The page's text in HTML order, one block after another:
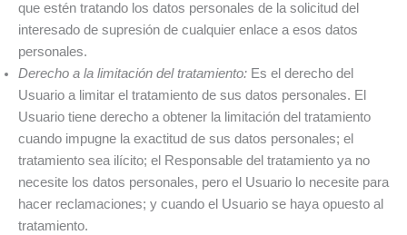
que estén tratando los datos personales de la solicitud del
interesado de supresión de cualquier enlace a esos datos
personales.
Derecho a la limitación del tratamiento: Es el derecho del
Usuario a limitar el tratamiento de sus datos personales. El
Usuario tiene derecho a obtener la limitación del tratamiento
cuando impugne la exactitud de sus datos personales; el
tratamiento sea ilícito; el Responsable del tratamiento ya no
necesite los datos personales, pero el Usuario lo necesite para
hacer reclamaciones; y cuando el Usuario se haya opuesto al
tratamiento.